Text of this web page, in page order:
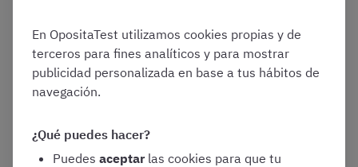
En OpositaTest utilizamos cookies propias y de
terceros para fines analíticos y para mostrar
publicidad personalizada en base a tus hábitos de
navegación.
¿Qué puedes hacer?
Puedes aceptar las cookies para que tu